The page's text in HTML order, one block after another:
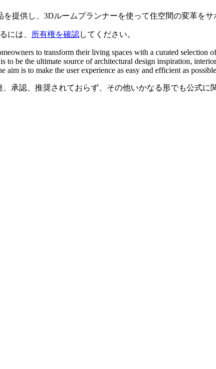
を提供し、3Dルームプランナーを使って住空間の変革をサ
には、 所有権を確認してください。
to transform their living spaces with a curated
to be the ultimate source of architectural design inspiration,
aim is to make the user experience as easy and efficient as
、承認、推奨されておらず、その他いかなる形でも公式